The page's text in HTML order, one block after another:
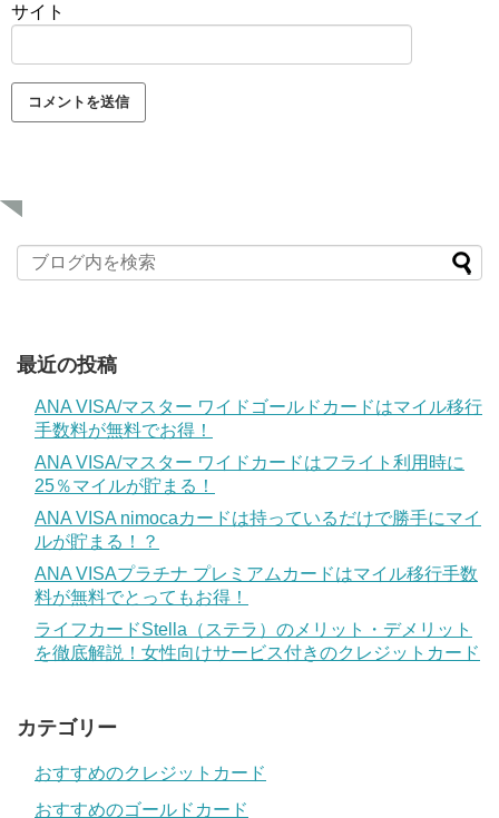
サイト
最近の投稿
ANA VISA/マスター ワイドゴールドカードはマイル移行
手数料が無料でお得！
ANA VISA/マスター ワイドカードはフライト利用時に
25％マイルが貯まる！
ANA VISA nimocaカードは持っているだけで勝手にマイ
ルが貯まる！？
ANA VISAプラチナ プレミアムカードはマイル移行手数
料が無料でとってもお得！
ライフカードStella（ステラ）のメリット・デメリット
を徹底解説！女性向けサービス付きのクレジットカード
カテゴリー
おすすめのクレジットカード
おすすめのゴールドカード